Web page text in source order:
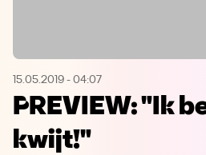
Microsoft Edge
15.05.2019 - 04:07
PREVIEW: "Ik
kwijt!"